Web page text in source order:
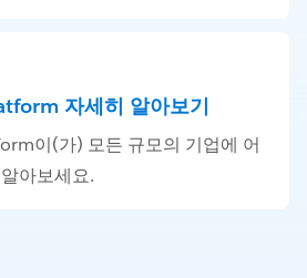
자세히 알아보기
이(가) 모든 규모의 기업에 어
아보세요.